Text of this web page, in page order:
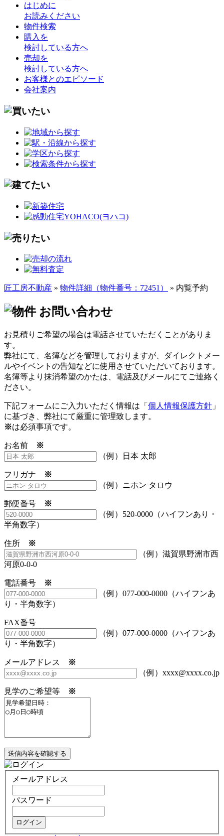
はじめに
お読みください
物件検索
購入を
検討している方へ
売却を
検討している方へ
お客様とのエピソード
会社案内
匠工房不動産 » 物件詳細（物件番号：72451） » 内覧予約
お見積りご希望の場合は電話させていただくことがありま
す。
弊社にて、名簿などを管理しておりますが、ダイレクトメー
ルやイベントの告知などに使用させていただいております。
名簿等より抹消希望のかたは、電話及びメールにてご連絡く
ださい。
下記フォームにご入力いただく情報は「 個人情報保護方針 」
に基づき、弊社にて厳重に管理致します。
※は必須事項です。
お名前
※
（例）日本 太郎
フリガナ
※
（例）ニホン タロウ
郵便番号
※
（例）520-0000（ハイフンあり・
半角数字）
住所
※
（例）滋賀県野洲市西
河原0-0-0
電話番号
※
（例）077-000-0000（ハイフンあ
り・半角数字）
FAX番号
（例）077-000-0000（ハイフンあ
り・半角数字）
メールアドレス
※
（例）xxxx@xxxx.co.jp
見学のご希望等 ※
送信内容を確認する
メールアドレス
パスワード
ログイン